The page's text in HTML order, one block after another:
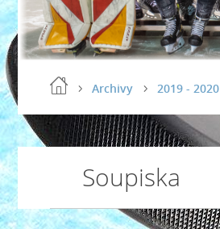
Archivy 2019 - 2020
Soupiska